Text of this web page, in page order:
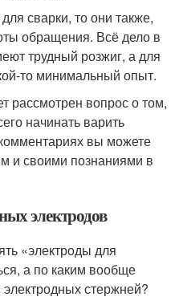
сварки, то они также,
обращения. Всё дело в
трудный розжиг, а для
то минимальный опыт.
рассмотрен вопрос о том,
начинать варить
вы можете
и своими познаниями в
электродов
«электроды для
а по каким вообще
стержней?